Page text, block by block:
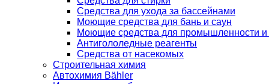
Средства для ухода за бассейнами
Моющие средства для бань и саун
Моющие средства для промышленности и
Антигололедные реагенты
Средства от насекомых
Строительная химия
Автохимия Bähler